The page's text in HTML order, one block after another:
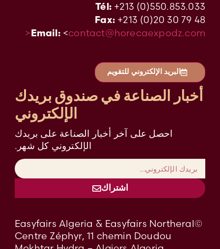
Tél: +213 (0)550.853.033
Fax: +213 (0)20 30 79 48
Email: <contact@horecaexpodz.com<
البريد الإلكتروني للتقويم
أخبار الصناعة في صندوق بريدك
الإلكتروني
احصل على آخر أخبار الصناعة على بريدك
الإلكتروني كل شهر.
اشتراك
©Easyfairs Algeria & Easyfairs Northeral
Centre Zéphyr, 11 chemin Doudou